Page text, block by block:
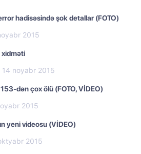
hadisəsində şok detallar (FOTO)
2015
14 noyabr 2015
dən çox ölü (FOTO, VİDEO)
2015
yeni videosu (VİDEO)
2015